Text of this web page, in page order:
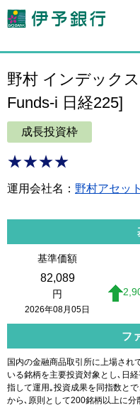
野村 インデック
Funds-i 日経225]
成長投資枠
★★★★
運用会社名： 野村アセッ
基準価額
82,089
円
2026年08月05日
フ
国内の金融商品取引所に上場され
いる銘柄を主要投資対象とし､日
指して運用｡投資成果を同指数と
から､原則として200銘柄以上に